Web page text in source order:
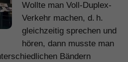
Wollte man Voll-Duplex-
Verkehr machen, d. h.
gleichzeitig sprechen und
hören, dann musste man
Bändern